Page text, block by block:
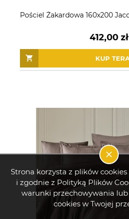
Strona korzysta z plików
i zgodnie z Polityką Plików
warunki przechowywania
cookies w Twojej
Pościel Żakardowa 160x200
412,00 zł
KUP